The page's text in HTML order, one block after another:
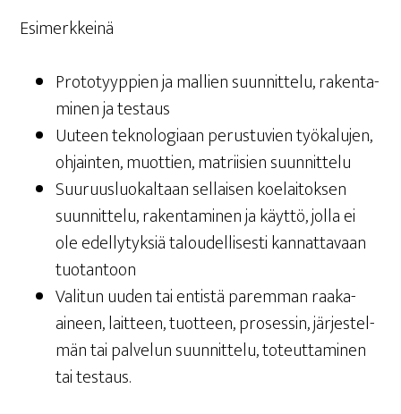
Esi­merk­kei­nä
Pro­to­tyyp­pien ja mal­lien suun­nit­te­lu, raken­ta­
mi­nen ja testaus
Uuteen tek­no­lo­gi­aan perus­tu­vien työ­ka­lu­jen,
ohjain­ten, muot­tien, mat­rii­sien suunnittelu
Suu­ruus­luo­kal­taan sel­lai­sen koe­lai­tok­sen
suun­nit­te­lu, raken­ta­mi­nen ja käyt­tö, jol­la ei
ole edel­ly­tyk­siä talou­del­li­ses­ti kan­nat­ta­vaan
tuotantoon
Vali­tun uuden tai entis­tä parem­man raa­ka-
aineen, lait­teen, tuot­teen, pro­ses­sin, jär­jes­tel­
män tai pal­ve­lun suun­nit­te­lu, toteut­ta­mi­nen
tai testaus.